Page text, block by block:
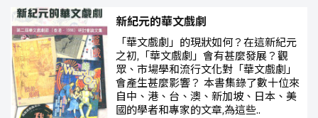
新紀元的華文戲劇
「華文戲劇」的現狀如何？在這新紀元
之初,「華文戲劇」會有甚麼發展？觀
眾、市場學和流行文化對「華文戲劇」
會產生甚麼影響？ 本書集錄了數十位來
自中、港、台、澳、新加坡、日本、美
國的學者和專家的文章,為這些..